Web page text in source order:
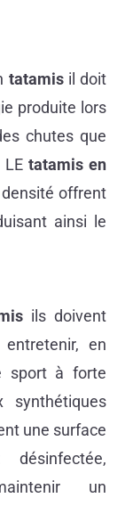
tatamisil doit
produite lors
chutes que
tatamis en
offrent
ainsi le
ils doivent
en
sport à forte
synthétiques
une surface
un